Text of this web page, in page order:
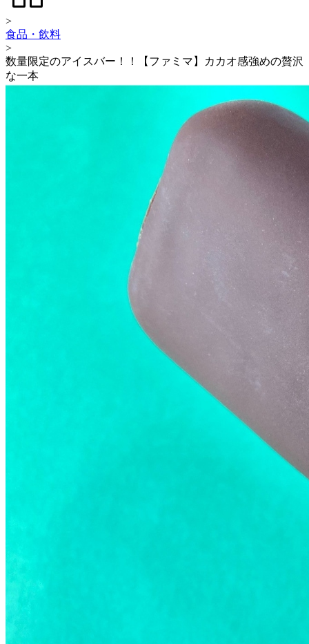
>
食品・飲料
>
数量限定のアイスバー！！【ファミマ】カカオ感強めの贅沢
な一本